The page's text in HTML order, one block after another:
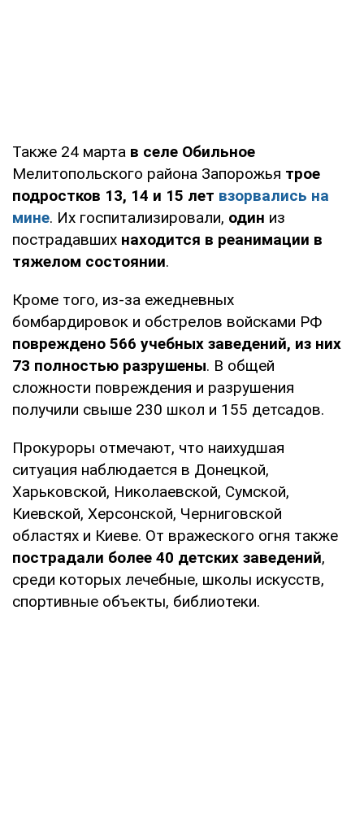
Также 24 марта в селе Обильное
Мелитопольского района Запорожья трое
подростков 13, 14 и 15 лет взорвались на
мине. Их госпитализировали, один из
пострадавших находится в реанимации в
тяжелом состоянии.
Кроме того, из-за ежедневных
бомбардировок и обстрелов войсками РФ
повреждено 566 учебных заведений, из них
73 полностью разрушены. В общей
сложности повреждения и разрушения
получили свыше 230 школ и 155 детсадов.
Прокуроры отмечают, что наихудшая
ситуация наблюдается в Донецкой,
Харьковской, Николаевской, Сумской,
Киевской, Херсонской, Черниговской
областях и Киеве. От вражеского огня также
пострадали более 40 детских заведений,
среди которых лечебные, школы искусств,
спортивные объекты, библиотеки.